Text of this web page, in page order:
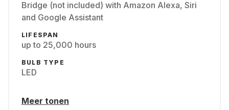
Bridge (not included) with Amazon Alexa, Siri
and Google Assistant
LIFESPAN
up to 25,000 hours
BULB TYPE
LED
Meer tonen